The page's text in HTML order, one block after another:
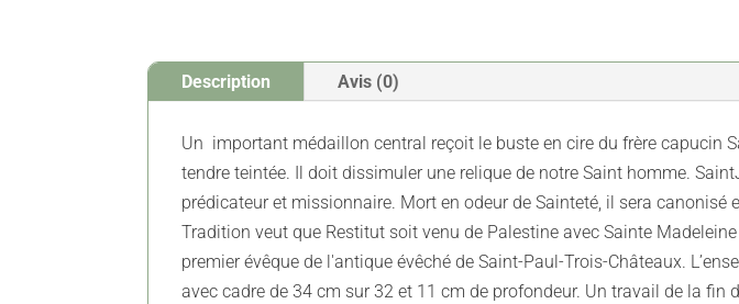
Description Avis (0)
Un important médaillon central reçoit le buste en cire du frère capucin
tendre teintée. Il doit dissimuler une relique de notre Saint homme.
prédicateur et missionnaire. Mort en odeur de Sainteté, il sera
Tradition veut que Restitut soit venu de Palestine avec Sainte
premier évêque de l'antique évêché de Saint-Paul-Trois-Châteaux.
avec cadre de 34 cm sur 32 et 11 cm de profondeur. Un travail de la